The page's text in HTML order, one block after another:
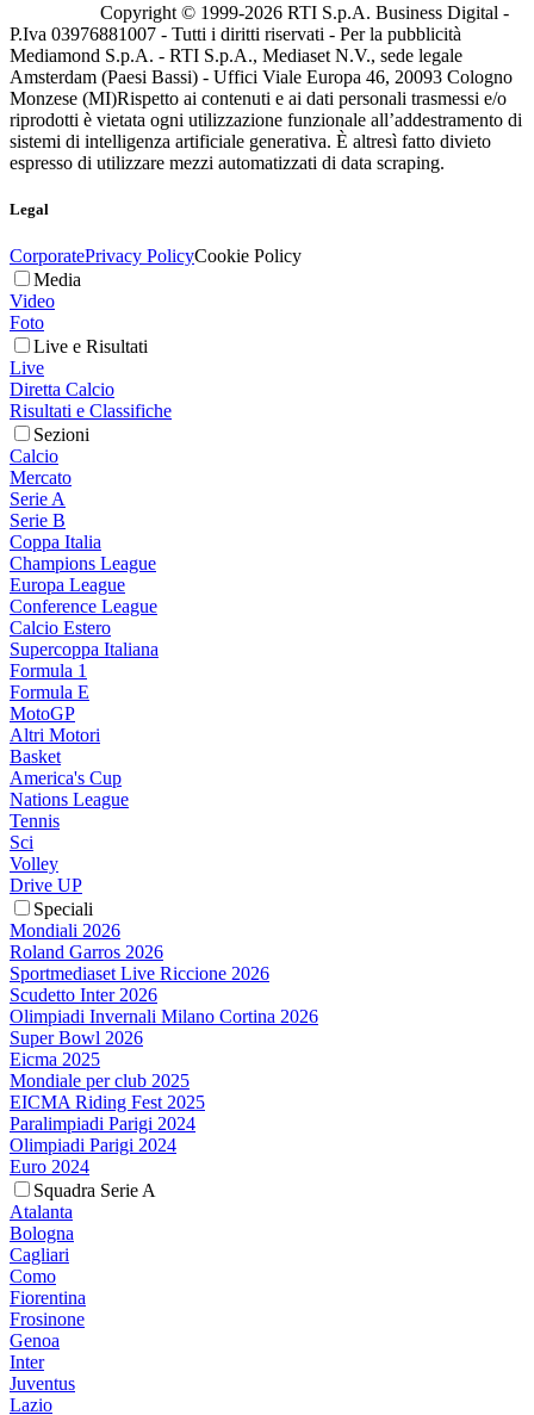
Copyright © 1999-2026 RTI S.p.A. Business Digital -
P.Iva 03976881007 - Tutti i diritti riservati - Per la pubblicità
Mediamond S.p.A. - RTI S.p.A., Mediaset N.V., sede legale
Amsterdam (Paesi Bassi) - Uffici Viale Europa 46, 20093 Cologno
Monzese (MI)Rispetto ai contenuti e ai dati personali trasmessi e/o
riprodotti è vietata ogni utilizzazione funzionale all’addestramento di
sistemi di intelligenza artificiale generativa. È altresì fatto divieto
espresso di utilizzare mezzi automatizzati di data scraping.
Legal
CorporatePrivacy PolicyCookie Policy
Media
Video
Foto
Live e Risultati
Live
Diretta Calcio
Risultati e Classifiche
Sezioni
Calcio
Mercato
Serie A
Serie B
Coppa Italia
Champions League
Europa League
Conference League
Calcio Estero
Supercoppa Italiana
Formula 1
Formula E
MotoGP
Altri Motori
Basket
America's Cup
Nations League
Tennis
Sci
Volley
Drive UP
Speciali
Mondiali 2026
Roland Garros 2026
Sportmediaset Live Riccione 2026
Scudetto Inter 2026
Olimpiadi Invernali Milano Cortina 2026
Super Bowl 2026
Eicma 2025
Mondiale per club 2025
EICMA Riding Fest 2025
Paralimpiadi Parigi 2024
Olimpiadi Parigi 2024
Euro 2024
Squadra Serie A
Atalanta
Bologna
Cagliari
Como
Fiorentina
Frosinone
Genoa
Inter
Juventus
Lazio